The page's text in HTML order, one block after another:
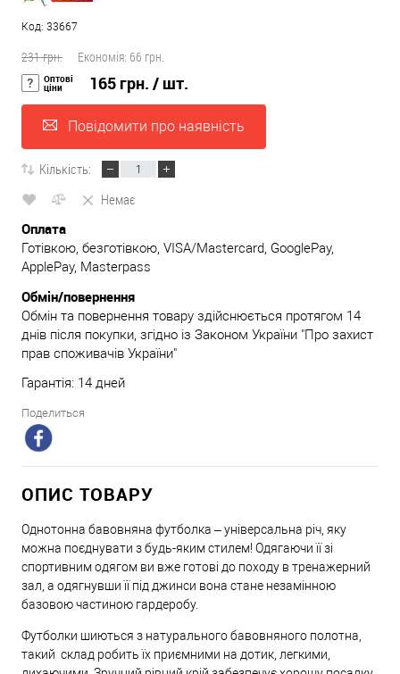
Код: 33667
231 грн. Економія: 66 грн.
Оптові
ціни 165 грн. / шт.
Повідомити про наявність
Кількість:
Немає
Оплата
Готівкою, безготівкою, VISA/Mastercard, GooglePay,
ApplePay, Masterpass
Обмін/повернення
Обмін та повернення товару здійснюється протягом 14
днів після покупки, згідно із Законом України "Про захист
прав споживачів України"
Гарантія: 14 дней
Поделиться
ОПИС ТОВАРУ
Однотонна бавовняна футболка – універсальна річ, яку
можна поєднувати з будь-яким стилем! Одягаючи її зі
спортивним одягом ви вже готові до походу в тренажерний
зал, а одягнувши її під джинси вона стане незамінною
базовою частиною гардеробу.
Футболки шиються з натурального бавовняного полотна,
такий склад робить їх приємними на дотик, легкими,